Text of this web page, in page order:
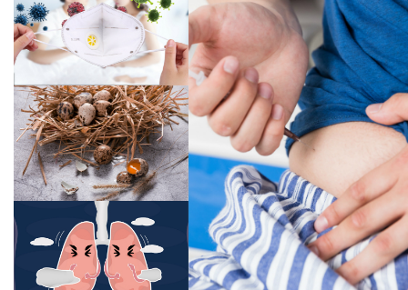
什么口罩防流感、如何区分流感和感
冒
鸡蛋、鸭蛋、鹅蛋，营养差别大